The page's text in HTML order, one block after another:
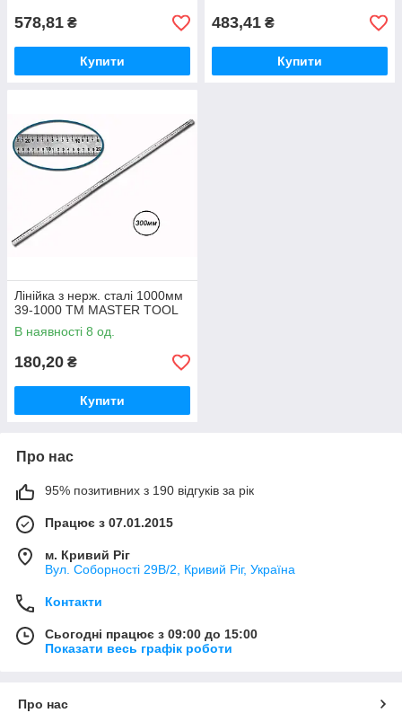
578,81 ₴
Купити
483,41 ₴
Купити
Лінійка з нерж. сталі 1000мм
39-1000 ТМ MASTER TOOL
В наявності 8 од.
180,20 ₴
Купити
Про нас
95% позитивних з 190 відгуків за рік
Працює з 07.01.2015
м. Кривий Ріг
Вул. Соборності 29В/2, Кривий Ріг, Україна
Контакти
Сьогодні працює з 09:00 до 15:00
Показати весь графік роботи
Про нас